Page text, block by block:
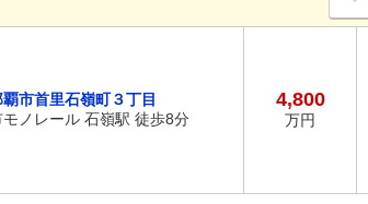
市首里石嶺町３丁目
ノレール 石嶺駅 徒歩8分
4,800
万円